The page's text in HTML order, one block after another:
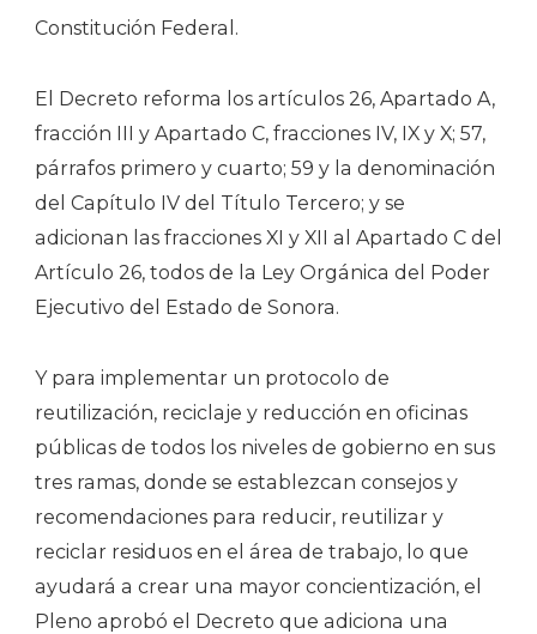
Constitución Federal.
El Decreto reforma los artículos 26, Apartado A,
fracción III y Apartado C, fracciones IV, IX y X; 57,
párrafos primero y cuarto; 59 y la denominación
del Capítulo IV del Título Tercero; y se
adicionan las fracciones XI y XII al Apartado C del
Artículo 26, todos de la Ley Orgánica del Poder
Ejecutivo del Estado de Sonora.
Y para implementar un protocolo de
reutilización, reciclaje y reducción en oficinas
públicas de todos los niveles de gobierno en sus
tres ramas, donde se establezcan consejos y
recomendaciones para reducir, reutilizar y
reciclar residuos en el área de trabajo, lo que
ayudará a crear una mayor concientización, el
Pleno aprobó el Decreto que adiciona una